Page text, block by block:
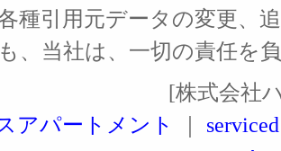
種引用元データの変更、
、当社は、一切の責任を
[株式会社
アパートメント